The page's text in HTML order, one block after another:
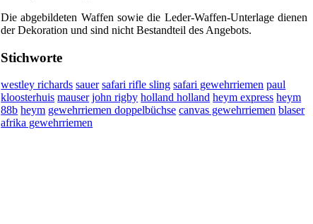
Die abgebildeten Waffen sowie die Leder-Waffen-Unterlage dienen
der Dekoration und sind nicht Bestandteil des Angebots.
Stichworte
westley richards sauer safari rifle sling safari gewehrriemen paul
kloosterhuis mauser john rigby holland holland heym express heym
88b heym gewehrriemen doppelbüchse canvas gewehrriemen blaser
afrika gewehrriemen